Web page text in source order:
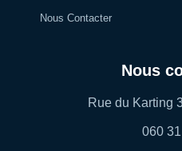
Nous Contacter
Nous
Rue du Karting
060